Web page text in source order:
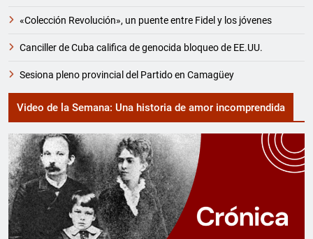
«Colección Revolución», un puente entre Fidel y los jóvenes
Canciller de Cuba califica de genocida bloqueo de EE.UU.
Sesiona pleno provincial del Partido en Camagüey
Video de la Semana: Una historia de amor incomprendida